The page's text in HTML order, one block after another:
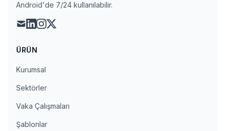
Android'de 7/24 kullanılabilir.
maillinkedin
instagram
x
ÜRÜN
Kurumsal
Sektörler
Vaka Çalışmaları
Şablonlar